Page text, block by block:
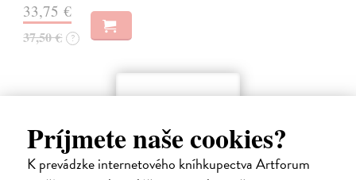
Príjmete naše cookies?
K prevádzke internetového kníhkupectva Artforum
33,75 €
37,50 € ?